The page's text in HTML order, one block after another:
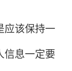
该保持一
信息一定要